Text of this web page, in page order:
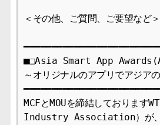
＜その他、ご質問、ご要望など＞
■□Asia Smart App
～オリジナルのアプリでアジア
MCFとMOUを締結しており
Industry Association）が、イ